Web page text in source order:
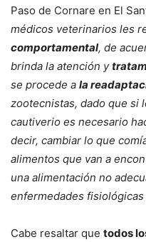
Paso de Cornare en El
médicos veterinarios les
comportamental, de
brinda la atención y
se procede a la
zootecnistas, dado que si
cautiverio es necesario
decir, cambiar lo que
alimentos que van a
una alimentación no
enfermedades fisiológicas
Cabe resaltar que todos